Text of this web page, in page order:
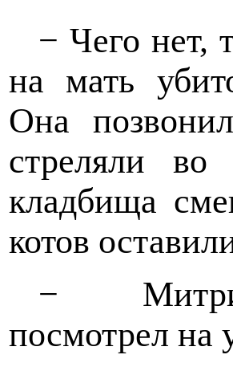
− Чего нет,
на мать
Она
стреляли
кладбища
котов
−
посмотрел на